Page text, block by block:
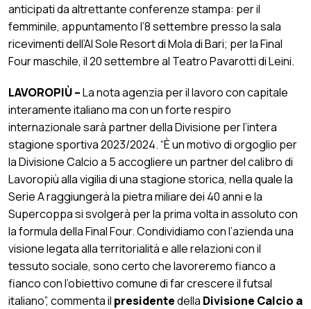
anticipati da altrettante conferenze stampa: per il
femminile, appuntamento l’8 settembre presso la sala
ricevimenti dell’Al Sole Resort di Mola di Bari; per la Final
Four maschile, il 20 settembre al Teatro Pavarotti di Leini.
LAVOROPIÙ –La nota agenzia per il lavoro con capitale
interamente italiano ma con un forte respiro
internazionale sarà partner della Divisione per l’intera
stagione sportiva 2023/2024. “È un motivo di orgoglio per
la Divisione Calcio a 5 accogliere un partner del calibro di
Lavoropiù alla vigilia di una stagione storica, nella quale la
Serie A raggiungerà la pietra miliare dei 40 anni e la
Supercoppa si svolgerà per la prima volta in assoluto con
la formula della Final Four. Condividiamo con l’azienda una
visione legata alla territorialità e alle relazioni con il
tessuto sociale, sono certo che lavoreremo fianco a
fianco con l’obiettivo comune di far crescere il futsal
italiano”, commenta il presidentedella Divisione Calcio a